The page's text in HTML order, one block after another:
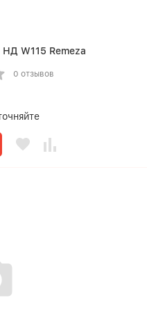
W115 Remeza
0 отзывов